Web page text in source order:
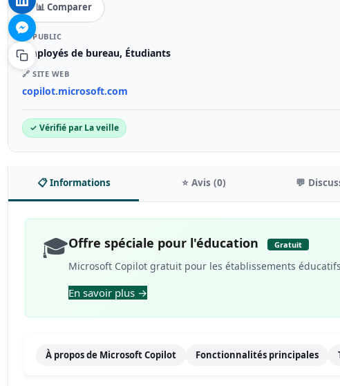
📊 Comparer
🎯 PUBLIC
Employés de bureau, Étudiants
🔗 SITE WEB
copilot.microsoft.com
✓ Vérifié par La veille
📋 Informations ⭐ Avis (0) 💬
🎓Offre spéciale pour l'éducation Gratuit
Microsoft Copilot gratuit pour les établissements
En savoir plus →
À propos de Microsoft Copilot Fonctionnalités principales